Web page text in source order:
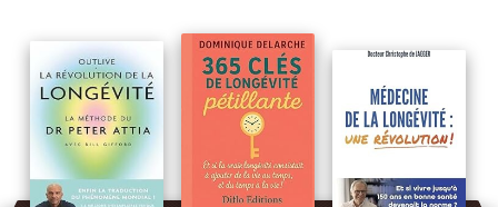
WhatsApp Telegram Email
Facebook X LinkedIn